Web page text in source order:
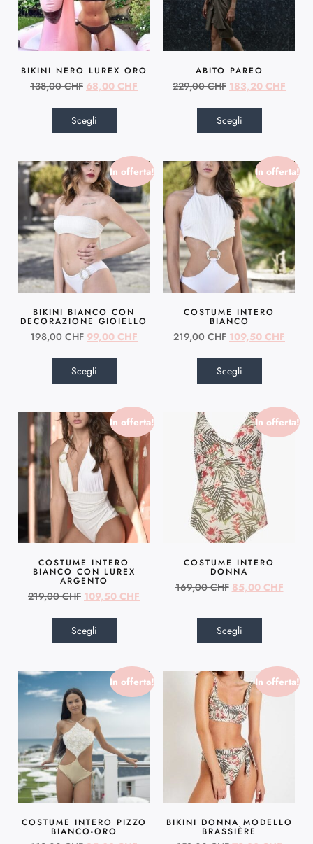
BIKINI NERO LUREX ORO
138,00CHF 68,00 CHF
Scegli
ABITO PAREO
229,00CHF 183,20 CHF
Scegli
In offerta!
BIKINI BIANCO CON
DECORAZIONE GIOIELLO
198,00CHF 99,00 CHF
Scegli
In offerta!
COSTUME INTERO
BIANCO
219,00CHF 109,50 CHF
Scegli
In offerta!
COSTUME INTERO
BIANCO CON LUREX
ARGENTO
219,00CHF 109,50 CHF
Scegli
In offerta!
COSTUME INTERO
DONNA
169,00CHF 85,00 CHF
Scegli
In offerta!
COSTUME INTERO PIZZO
BIANCO-ORO
In offerta!
BIKINI DONNA MODELLO
BRASSIÈRE